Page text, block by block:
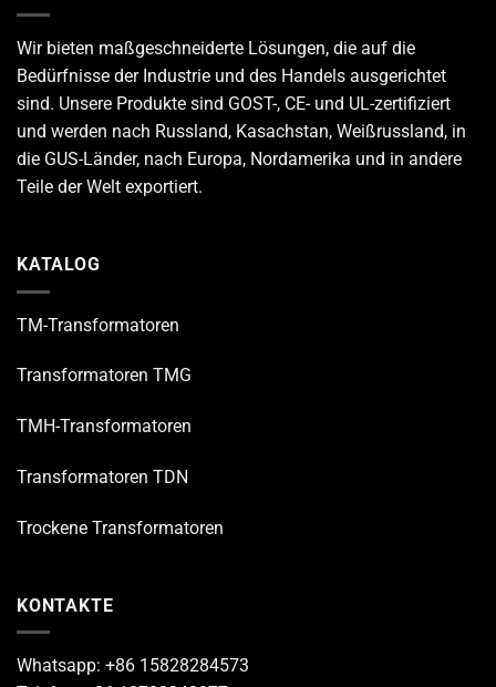
Wir bieten maßgeschneiderte Lösungen, die auf die
Bedürfnisse der Industrie und des Handels ausgerichtet
sind. Unsere Produkte sind GOST-, CE- und UL-zertifiziert
und werden nach Russland, Kasachstan, Weißrussland, in
die GUS-Länder, nach Europa, Nordamerika und in andere
Teile der Welt exportiert.
KATALOG
TM-Transformatoren
Transformatoren TMG
TMH-Transformatoren
Transformatoren TDN
Trockene Transformatoren
KONTAKTE
Whatsapp: +86 15828284573